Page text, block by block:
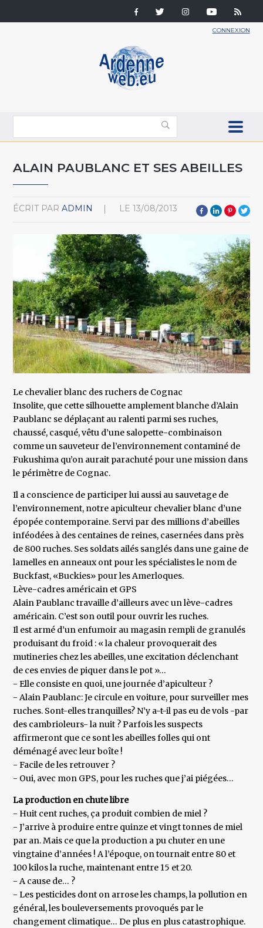
CONNEXION
ALAIN PAUBLANC ET SES ABEILLES
ÉCRIT PAR ADMIN LE 13/08/2013
Le chevalier blanc des ruchers de Cognac
Insolite, que cette silhouette amplement blanche d’Alain
Paublanc se déplaçant au ralenti parmi ses ruches,
chaussé, casqué, vêtu d’une salopette-combinaison
comme un sauveteur de l’environnement contaminé de
Fukushima qu’on aurait parachuté pour une mission dans
le périmètre de Cognac.
Il a conscience de participer lui aussi au sauvetage de
l’environnement, notre apiculteur chevalier blanc d’une
épopée contemporaine. Servi par des millions d’abeilles
inféodées à des centaines de reines, casernées dans près
de 800 ruches. Ses soldats ailés sanglés dans une gaine de
lamelles en anneaux ont pour les spécialistes le nom de
Buckfast, «Buckies» pour les Amerloques.
Lève-cadres américain et GPS
Alain Paublanc travaille d’ailleurs avec un lève-cadres
américain. C’est son outil pour ouvrir les ruches.
Il est armé d’un enfumoir au magasin rempli de granulés
produisant du froid : « la chaleur provoquerait des
mutineries chez les abeilles, une excitation déclenchant
de ces envies de piquer dans le pot »…
- Elle consiste en quoi, une journée d’apiculteur ?
- Alain Paublanc: Je circule en voiture, pour surveiller mes
ruches. Sont-elles tranquilles? N’y a-t-il pas eu de vols -par
des cambrioleurs- la nuit ? Parfois les suspects
affirmeront que ce sont les abeilles folles qui ont
déménagé avec leur boîte !
- Facile de les retrouver ?
- Oui, avec mon GPS, pour les ruches que j’ai piégées…
La production en chute libre
- Huit cent ruches, ça produit combien de miel ?
- J’arrive à produire entre quinze et vingt tonnes de miel
par an. Mais ce que la production a pu chuter en une
vingtaine d’années ! A l’époque, on tournait entre 80 et
100 kilos la ruche, maintenant entre 15 et 20.
- A cause de… ?
- Les pesticides dont on arrose les champs, la pollution en
général, les bouleversements provoqués par le
changement climatique… De plus en plus catastrophique.